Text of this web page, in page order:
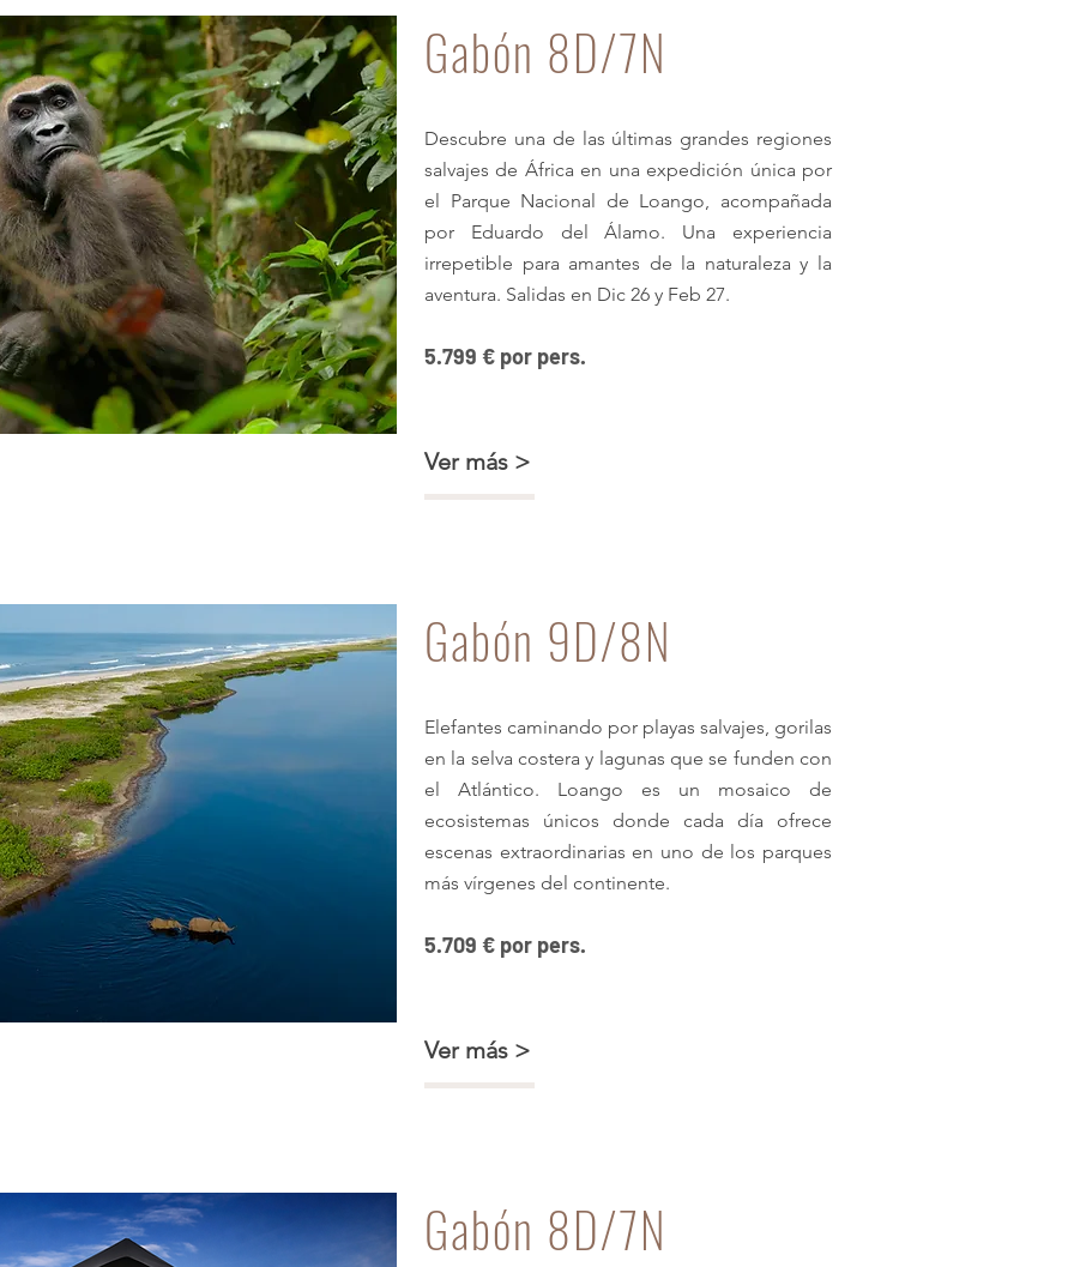
Gabón 8D/7N
Descubre una de las últimas grandes regiones
salvajes de África en una expedición única por
el Parque Nacional de Loango, acompañada
por Eduardo del Álamo. Una experiencia
irrepetible para amantes de la naturaleza y la
aventura. Salidas en Dic 26 y Feb 27.
5.799 € por pers.
Ver más >
Gabón 9D/8N
Elefantes caminando por playas salvajes, gorilas
en la selva costera y lagunas que se funden con
el Atlántico. Loango es un mosaico de
ecosistemas únicos donde cada día ofrece
escenas extraordinarias en uno de los parques
más vírgenes del continente.
5.709 € por pers.
Ver más >
Gabón 8D/7N